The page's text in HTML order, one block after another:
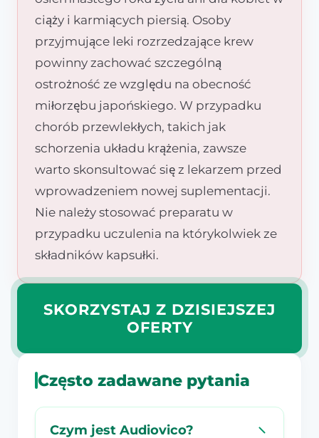
ciąży i karmiących piersią. Osoby
przyjmujące leki rozrzedzające krew
powinny zachować szczególną
ostrożność ze względu na obecność
miłorzębu japońskiego. W przypadku
chorób przewlekłych, takich jak
schorzenia układu krążenia, zawsze
warto skonsultować się z lekarzem przed
wprowadzeniem nowej suplementacji.
Nie należy stosować preparatu w
przypadku uczulenia na którykolwiek ze
składników kapsułki.
SKORZYSTAJ Z DZISIEJSZEJ
OFERTY
Często zadawane pytania
Czym jest Audiovico?